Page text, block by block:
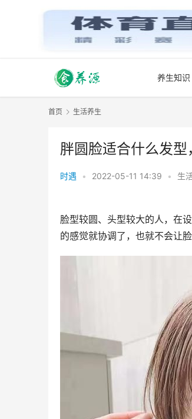
养生知识
首页 生活养生
胖圆脸适合什么发
时遇 • 2022-05-11 14:39 • 生
脸型较圆、头型较大的人，在
的感觉就协调了，也就不会让